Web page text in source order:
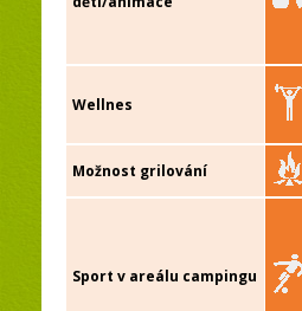
Wellnes
Možnost grilování
Sport v areálu campingu